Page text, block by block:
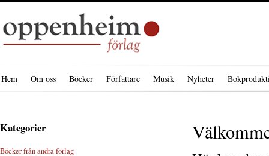
Hem Om oss Böcker Författare Musik Nyheter
Kategorier
Böcker från andra förlag